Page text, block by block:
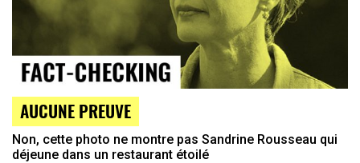
AUCUNE PREUVE
Non, cette photo ne montre pas Sandrine Rousseau qui
déjeune dans un restaurant étoilé